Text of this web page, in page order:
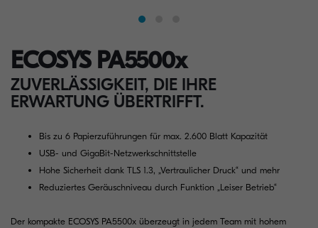
ECOSYS PA5500x
ZUVERLÄSSIGKEIT, DIE IHRE
ERWARTUNG ÜBERTRIFFT.
Bis zu 6 Papierzuführungen für max. 2.600 Blatt Kapazität
USB- und GigaBit-Netzwerkschnittstelle
Hohe Sicherheit dank TLS 1.3, „Vertraulicher Druck“ und mehr
Reduziertes Geräuschniveau durch Funktion „Leiser Betrieb“
Der kompakte ECOSYS PA5500x überzeugt in jedem Team mit hohem